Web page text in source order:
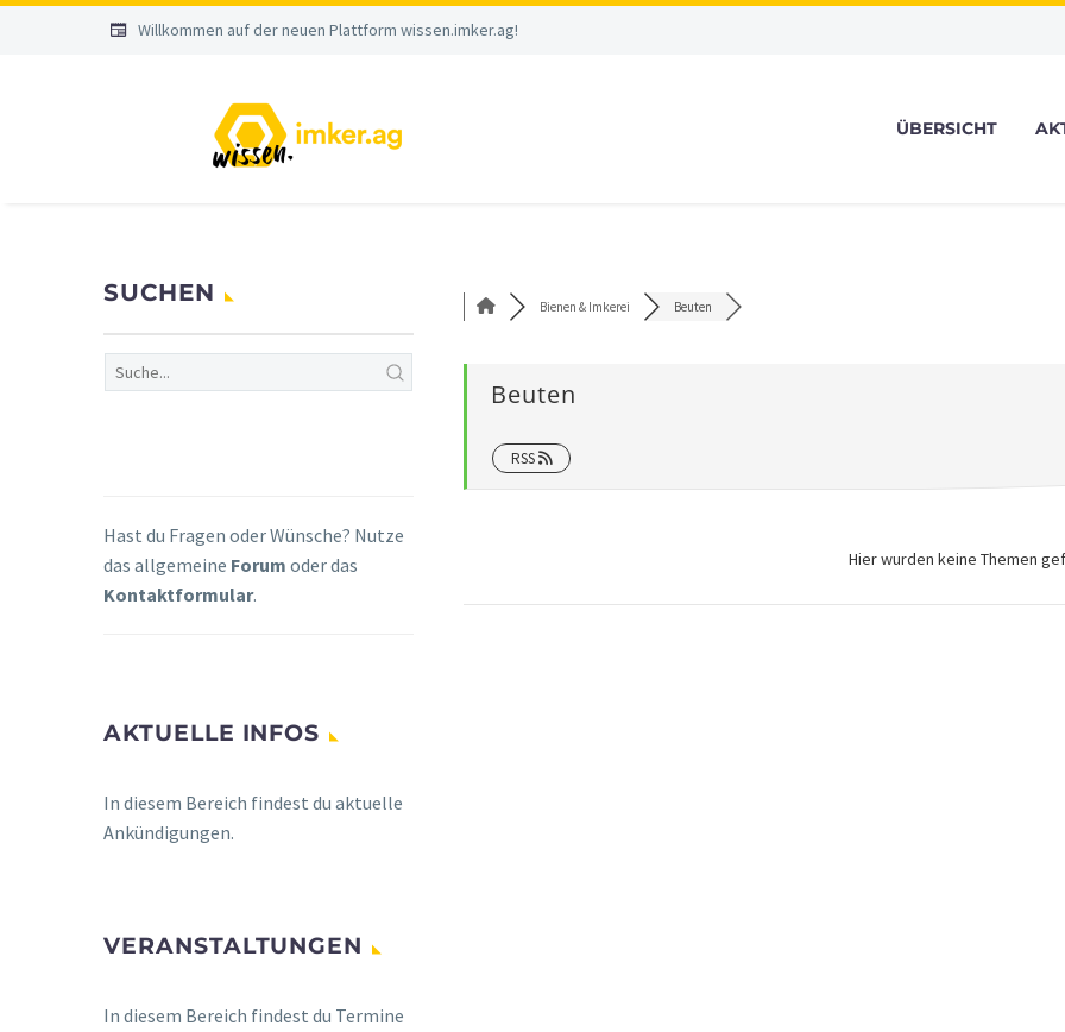

 Willkommen auf der neuen Plattform wissen.imker.ag!
ÜBERSICHT
Bienen & Imkerei Beuten
Beuten
RSS
Hier wurden keine Themen
SUCHEN
Hast du Fragen oder Wünsche? Nutze
das allgemeine Forum oder das
Kontaktformular.
AKTUELLE INFOS
In diesem Bereich findest du aktuelle
Ankündigungen.
VERANSTALTUNGEN
In diesem Bereich findest du Termine